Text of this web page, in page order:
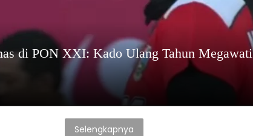
di PON XXI: Kado Ulang Tahun Megawati
Selengkapnya